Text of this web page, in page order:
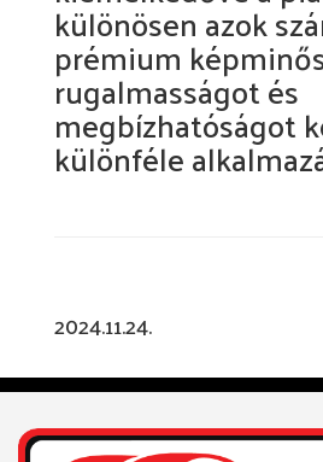
különösen azok
prémium
rugalmasságot és
megbízhatóságot
különféle
2024.11.24.